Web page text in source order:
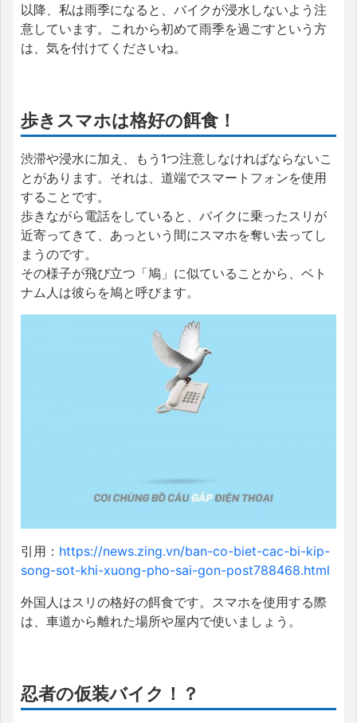
以降、私は雨季になると、バイクが浸水しないよう注
意しています。これから初めて雨季を過ごすという方
は、気を付けてくださいね。
歩きスマホは格好の餌食！
渋滞や浸水に加え、もう1つ注意しなければならないこ
とがあります。それは、道端でスマートフォンを使用
することです。
歩きながら電話をしていると、バイクに乗ったスリが
近寄ってきて、あっという間にスマホを奪い去ってし
まうのです。
その様子が飛び立つ「鳩」に似ていることから、ベト
ナム人は彼らを鳩と呼びます。
引用： https://news.zing.vn/ban-co-biet-cac-bi-kip-
song-sot-khi-xuong-pho-sai-gon-post788468.html
外国人はスリの格好の餌食です。スマホを使用する際
は、車道から離れた場所や屋内で使いましょう。
忍者の仮装バイク！？